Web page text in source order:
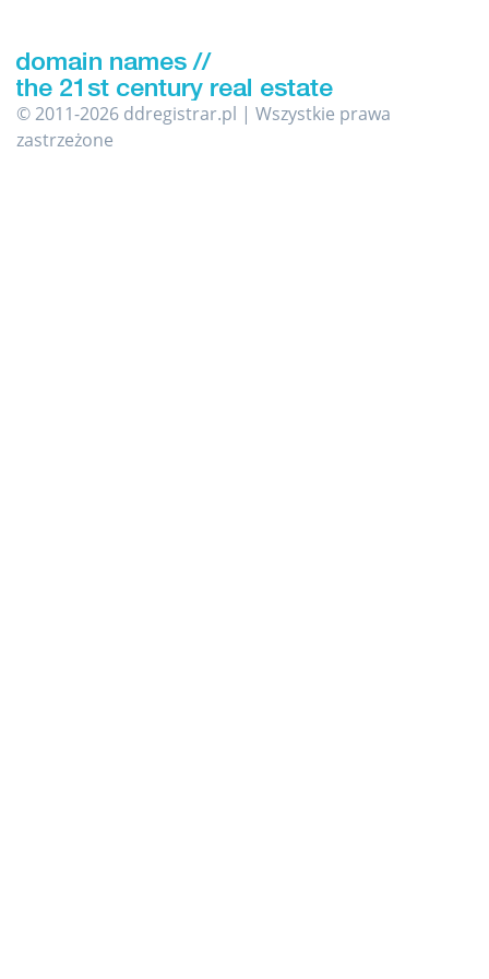
© 2011-2026 ddregistrar.pl | Wszystkie prawa
zastrzeżone